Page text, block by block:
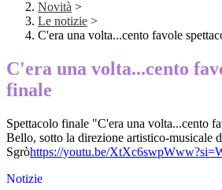
Novità >
Le notizie >
C'era una volta...cento favole
C'era una volta...cento
finale
Spettacolo finale "C'era una volta...cento
Bello, sotto la direzione artistico-musicale
Sgròhttps://youtu.be/
Notizie